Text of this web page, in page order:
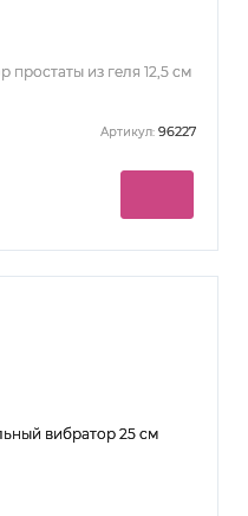
простаты из геля 12,5 см
Артикул: 96227